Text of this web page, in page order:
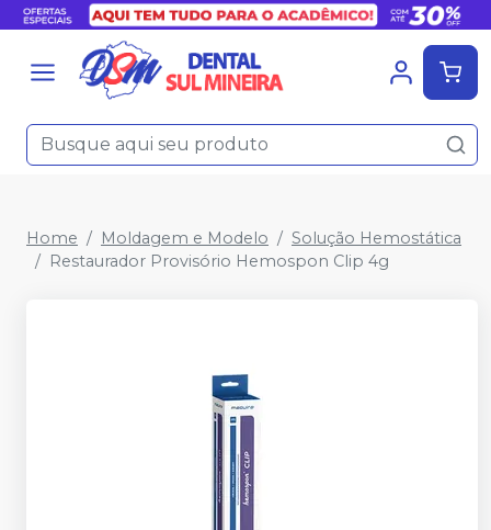
Home Moldagem e Modelo
Solução Hemostática
Restaurador Provisório Hemospon Clip 4g